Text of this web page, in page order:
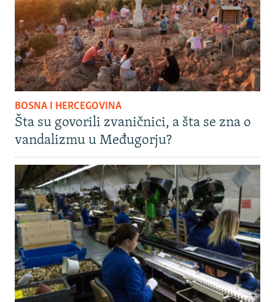
BOSNA I HERCEGOVINA
Šta su govorili zvaničnici, a šta se zna o
vandalizmu u Međugorju?